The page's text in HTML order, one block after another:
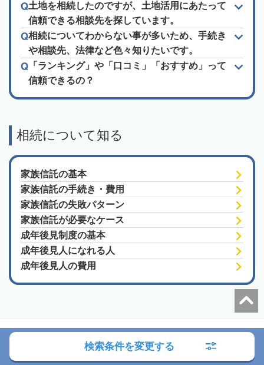
土地を相続したのですが、土地活用にあたって
信頼できる相談先を探しています。
相続についてわからない事が多いため、手続き
や相談先、法律など色々知りたいです。
「ランキング」や「口コミ」「おすすめ」って
信頼できるの？
相続について知る
家族信託の基本
家族信託の手続き・費用
家族信託の失敗パターン
家族信託が必要なケース
成年後見制度の基本
成年後見人になれる人
成年後見人の費用
検索条件を変更する
朝日新聞社の関連サイト